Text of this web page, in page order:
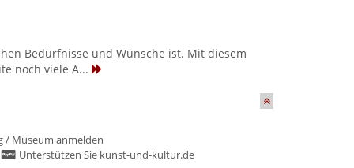
Bedürfnisse und Wünsche ist. Mit diesem
noch viele A...
/ Museum anmelden
Unterstützen Sie kunst-und-kultur.de